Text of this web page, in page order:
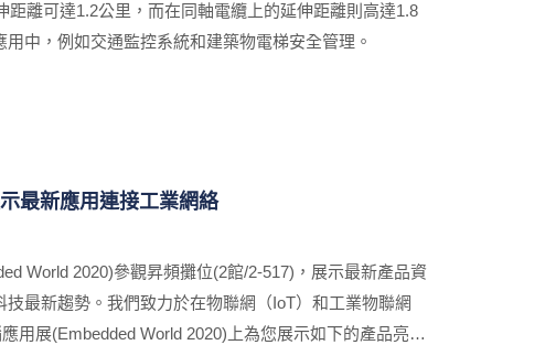
離可達1.2公里，而在同軸電纜上的延伸距離則高達1.8
中，例如交通監控系統和建築物電梯安全管理。
最新應用連接工業網絡
World 2020)參觀昇頻攤位(2館/2-517)，展示最新產品資
最新趨勢。我們致力於在物聯網（IoT）和工業物聯網
用展(Embedded World 2020)上為您展示如下的產品亮